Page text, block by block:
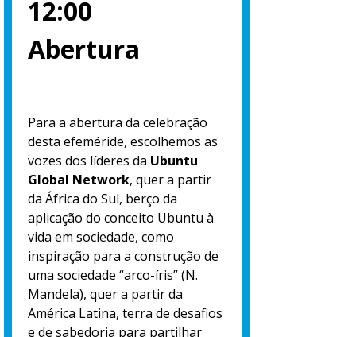
12:00
Abertura
Para a abertura da celebração
desta efeméride, escolhemos as
vozes dos líderes da Ubuntu
Global Network, quer a partir
da África do Sul, berço da
aplicação do conceito Ubuntu à
vida em sociedade, como
inspiração para a construção de
uma sociedade “arco-íris” (N.
Mandela), quer a partir da
América Latina, terra de desafios
e de sabedoria para partilhar